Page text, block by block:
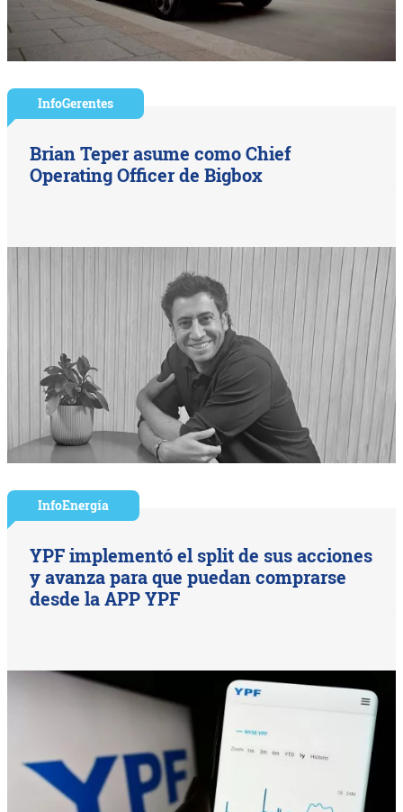
InfoGerentes
Brian Teper asume como Chief
Operating Officer de Bigbox
InfoEnergía
YPF implementó el split de sus acciones
y avanza para que puedan comprarse
desde la APP YPF